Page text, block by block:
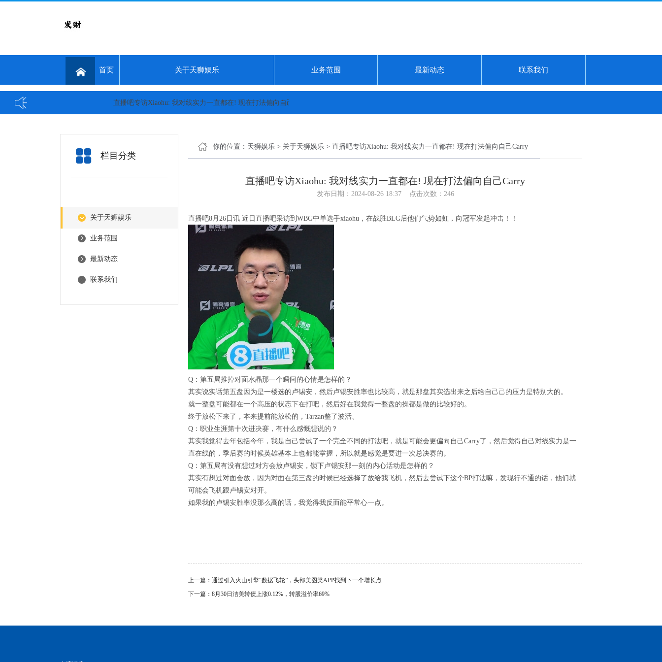
首页 关于天狮娱乐 业务范围 最新动态 联系我们
直播吧专访Xiaohu: 我对线实力一直都在! 现在打法偏向自己Carry...
栏目分类
关于天狮娱乐
业务范围
最新动态
联系我们
你的位置： 天狮娱乐 > 关于天狮娱乐 > 直播吧专访Xiaohu: 我对线实力一直都在! 现在打法偏向自己Carry
直播吧专访Xiaohu: 我对线实力一直都在! 现在打法偏向自己Carry
发布日期：2024-08-26 18:37 点击次数：246
直播吧8月26日讯 近日直播吧采访到WBG中单选手xiaohu，在战胜BLG后他们气势如虹，向冠军发起冲击！！
Q：第五局推掉对面水晶那一个瞬间的心情是怎样的？
其实说实话第五盘因为是一楼选的卢锡安，然后卢锡安胜率也比较高，就是那盘其实选出来之后给自己己的压力是特别大的。
就一整盘可能都在一个高压的状态下在打吧，然后好在我觉得一整盘的操都是做的比较好的。
终于放松下来了，本来提前能放松的，Tarzan整了波活、
Q：职业生涯第十次进决赛，有什么感慨想说的？
其实我觉得去年包括今年，我是自己尝试了一个完全不同的打法吧，就是可能会更偏向自己Carry了，然后觉得自己对线实力是一
直在线的，季后赛的时候英雄基本上也都能掌握，所以就是感觉是要进一次总决赛的。
Q：第五局有没有想过对方会放卢锡安，锁下卢锡安那一刻的内心活动是怎样的？
其实有想过对面会放，因为对面在第三盘的时候已经选择了放给我飞机，然后去尝试下这个BP打法嘛，发现行不通的话，他们就
可能会飞机跟卢锡安对开。
如果我的卢锡安胜率没那么高的话，我觉得我反而能平常心一点。
上一篇： 通过引入火山引擎“数据飞轮”，头部美图类APP找到下一个增长点
下一篇： 8月30日洁美转债上涨0.12%，转股溢价率69%